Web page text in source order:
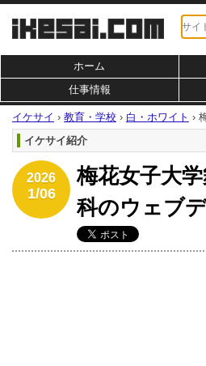
ホーム
仕事情報
イケサイ › 教育・学校 › 白・ホワイト ›
イケサイ紹介
2026
1/06
梅花女子大
科のウェブ